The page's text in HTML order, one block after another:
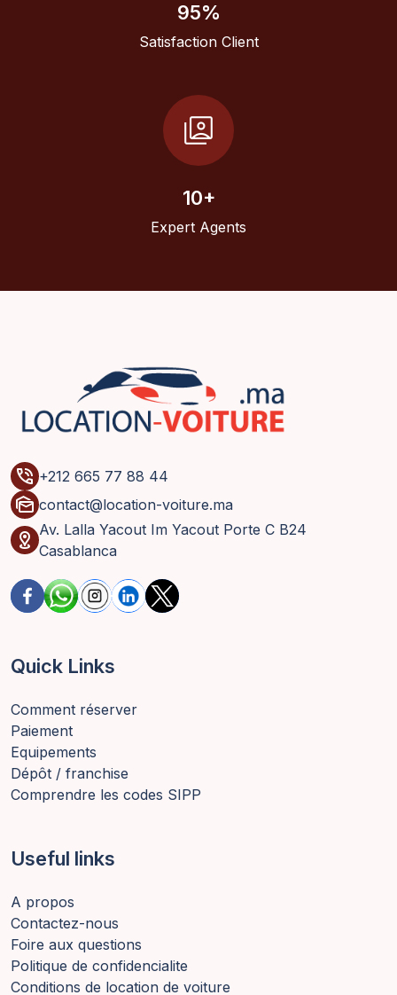
95%
Satisfaction Client
switch_account
10+
Expert Agents
phone_in_talk +212 665 77 88 44
mark_as_unread contact@location-voiture.ma
distance Av. Lalla Yacout Im Yacout Porte C B24
Casablanca
Quick Links
Comment réserver
Paiement
Equipements
Dépôt / franchise
Comprendre les codes SIPP
Useful links
A propos
Contactez-nous
Foire aux questions
Politique de confidencialite
Conditions de location de voiture